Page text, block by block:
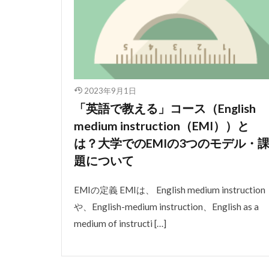
2023年9月1日
「英語で教える」コース（English
medium instruction（EMI））と
は？大学でのEMIの3つのモデル・課
題について
EMIの定義 EMIは、 English medium instruction
や、English-medium instruction、English as a
medium of instructi […]